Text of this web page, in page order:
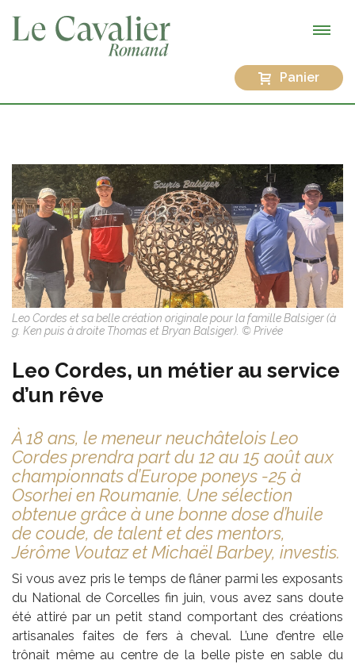
Panier
Leo Cordes et sa belle création originale pour la famille Balsiger (à
g. Ken puis à droite Thomas et Bryan Balsiger). © Privée
Leo Cordes, un métier au service
d’un rêve
À 18 ans, le meneur neuchâtelois Leo
Cordes prendra part du 12 au 15 août aux
championnats d’Europe poneys -25 à
Osorhei en Roumanie. Une sélection
obtenue grâce à une bonne dose d’huile
de coude, de talent et des mentors,
Jérôme Voutaz et Michaël Barbey, investis.
Si vous avez pris le temps de flâner parmi les exposants
du National de Corcelles fin juin, vous avez sans doute
été attiré par un petit stand comportant des créations
artisanales faites de fers à cheval. L’une d’entre elle
trônait même au centre de la belle piste en sable du